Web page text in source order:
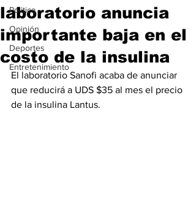
Politica
Opinión
Deportes
Entretenimiento
laboratorio anuncia
importante baja en el
costo de la insulina
El laboratorio Sanofi acaba de anunciar
que reducirá a UDS $35 al mes el precio
de la insulina Lantus.